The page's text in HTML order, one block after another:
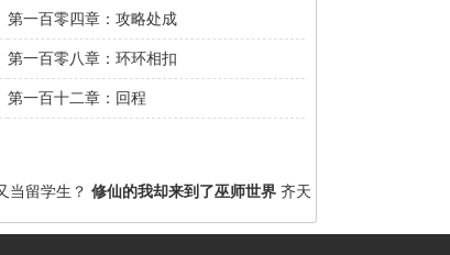
第一百零四章：攻略处成
第一百零八章：环环相扣
第一百十二章：回程
当留学生？ 修仙的我却来到了巫师世界 齐天